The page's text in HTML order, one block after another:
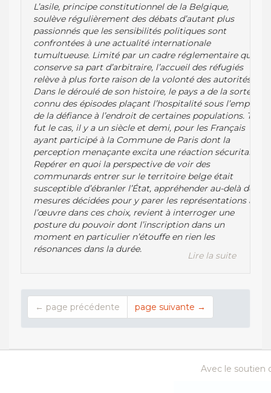
L’asile, principe constitutionnel de la Belgique,
soulève régulièrement des débats d’autant plus
passionnés que les sensibilités politiques sont
confrontées à une actualité internationale
tumultueuse. Limité par un cadre réglementaire qui
conserve sa part d’arbitraire, l’accueil des réfugiés
relève à plus forte raison de la volonté des autorités.
Dans le déroulé de son histoire, le pays a de la sorte
connu des épisodes plaçant l’hospitalité sous l’empire
de la défiance à l’endroit de certaines populations. Tel
fut le cas, il y a un siècle et demi, pour les Français
ayant participé à la Commune de Paris dont la
perception menaçante excita une réaction sécuritaire.
Repérer en quoi la perspective de voir des
communards entrer sur le territoire belge était
susceptible d’ébranler l’État, appréhender au-delà des
mesures décidées pour y parer les représentations à
l’œuvre dans ces choix, revient à interroger une
posture du pouvoir dont l’inscription dans un
moment en particulier n’étouffe en rien les
résonances dans la durée.
Lire la suite
← page précédente page suivante →
Avec le soutien